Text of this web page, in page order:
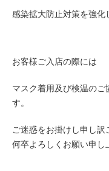
感染拡大防止対策を強化
お客様ご入店の際には
マスク着用及び検温のご
す。
ご迷惑をお掛けし申し訳
何卒よろしくお願い申し